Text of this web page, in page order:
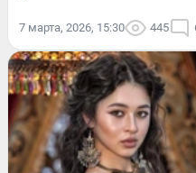
7 марта, 2026, 15:30 445